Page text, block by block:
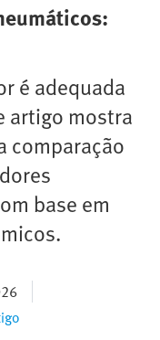
é adequada
artigo mostra
comparação
base em